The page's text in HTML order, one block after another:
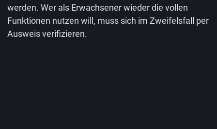
werden. Wer als Erwachsener wieder die vollen
Funktionen nutzen will, muss sich im Zweifelsfall per
Ausweis verifizieren.